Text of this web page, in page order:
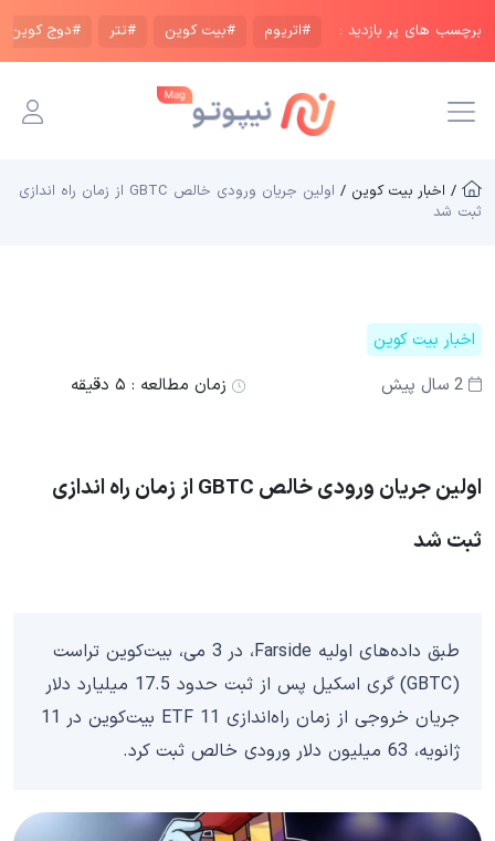
برچسب های پر بازدید : #اتریوم #بیت کوین #تتر #دوج کوین
/ اخبار بیت کوین /
اولین جریان ورودی خالص GBTC از زمان راه اندازی
ثبت شد
اخبار بیت کوین
2 سال پیش
زمان مطالعه : ۵ دقیقه
اولین جریان ورودی خالص GBTC از زمان راه اندازی
ثبت شد
طبق داده‌های اولیه Farside، در 3 می، بیت‌کوین تراست
(GBTC) گری اسکیل پس از ثبت حدود 17.5 میلیارد دلار
جریان خروجی از زمان راه‌اندازی 11 ETF بیت‌کوین در 11
ژانویه، 63 میلیون دلار ورودی خالص ثبت کرد.